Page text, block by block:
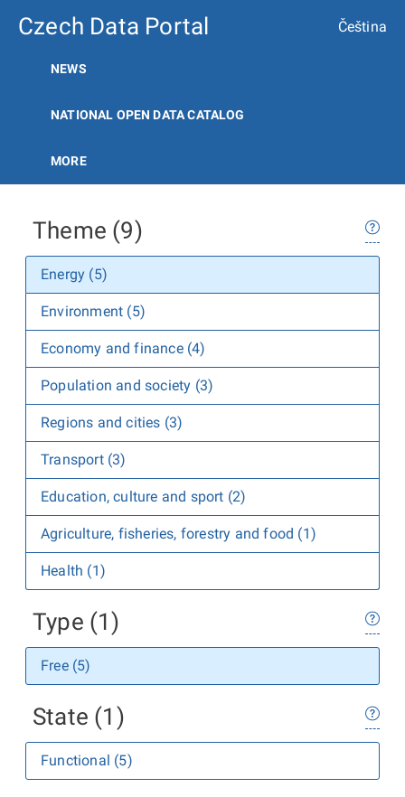
Czech Data Portal Čeština
NEWS
NATIONAL OPEN DATA CATALOG
MORE
Theme (9)
Energy (5)
Environment (5)
Economy and finance (4)
Population and society (3)
Regions and cities (3)
Transport (3)
Education, culture and sport (2)
Agriculture, fisheries, forestry and food (1)
Health (1)
Type (1)
Free (5)
State (1)
Functional (5)